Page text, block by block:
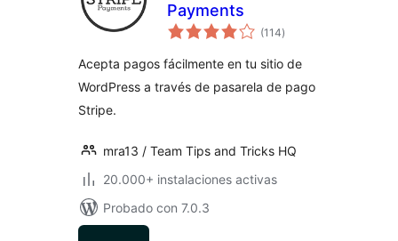
Payments
(114valoraciones
en
)
Acepta pagos fácilmente en tu sitio de
WordPress a través de pasarela de pago
Stripe.
mra13 / Team Tips and Tricks HQ
20.000+ instalaciones activas
Probado con 7.0.3